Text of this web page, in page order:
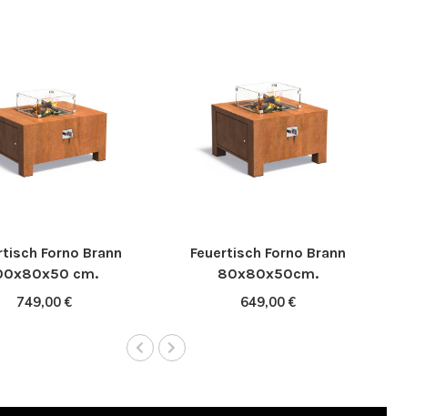
Forno Brann
cm.
749,00 €
Feuertisch Forno Brann
80x80x50cm.
649,00 €